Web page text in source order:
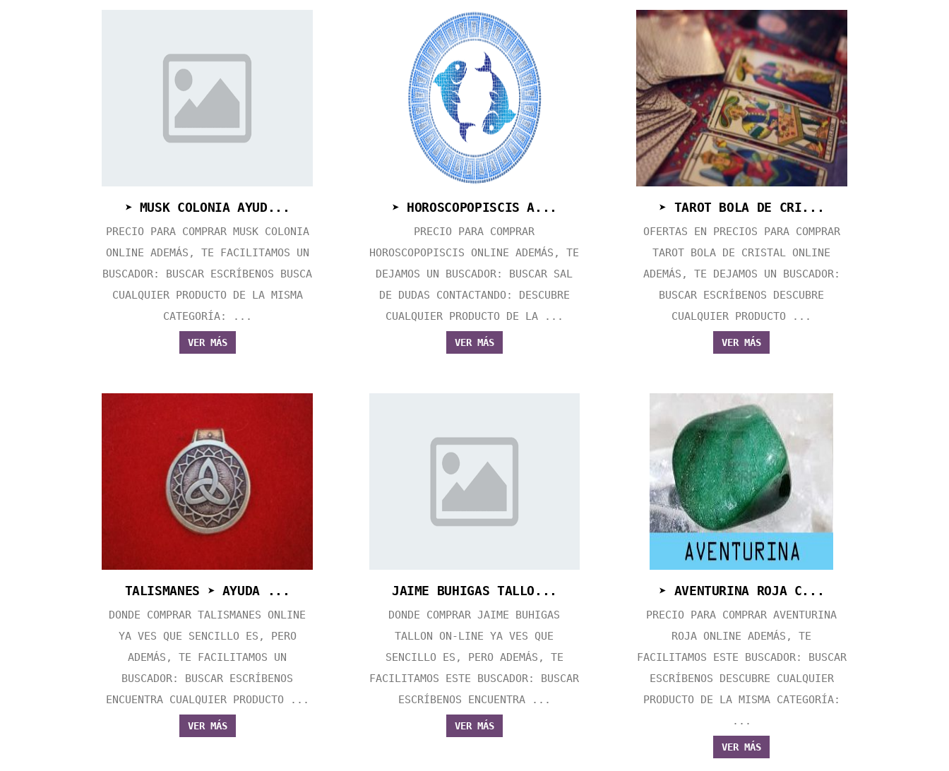
➤ MUSK COLONIA AYUD...
PRECIO PARA COMPRAR MUSK COLONIA
ONLINE ADEMÁS, TE FACILITAMOS UN
BUSCADOR: BUSCAR ESCRÍBENOS BUSCA
CUALQUIER PRODUCTO DE LA MISMA
CATEGORÍA: ...
VER MÁS
➤ HOROSCOPOPISCIS A...
PRECIO PARA COMPRAR
HOROSCOPOPISCIS ONLINE ADEMÁS, TE
DEJAMOS UN BUSCADOR: BUSCAR SAL
DE DUDAS CONTACTANDO: DESCUBRE
CUALQUIER PRODUCTO DE LA ...
VER MÁS
➤ TAROT BOLA DE CRI...
OFERTAS EN PRECIOS PARA COMPRAR
TAROT BOLA DE CRISTAL ONLINE
ADEMÁS, TE DEJAMOS UN BUSCADOR:
BUSCAR ESCRÍBENOS DESCUBRE
CUALQUIER PRODUCTO ...
VER MÁS
TALISMANES ➤ AYUDA ...
DONDE COMPRAR TALISMANES ONLINE
YA VES QUE SENCILLO ES, PERO
ADEMÁS, TE FACILITAMOS UN
BUSCADOR: BUSCAR ESCRÍBENOS
ENCUENTRA CUALQUIER PRODUCTO ...
VER MÁS
JAIME BUHIGAS TALLO...
DONDE COMPRAR JAIME BUHIGAS
TALLON ON-LINE YA VES QUE
SENCILLO ES, PERO ADEMÁS, TE
FACILITAMOS ESTE BUSCADOR: BUSCAR
ESCRÍBENOS ENCUENTRA ...
VER MÁS
➤ AVENTURINA ROJA C...
PRECIO PARA COMPRAR AVENTURINA
ROJA ONLINE ADEMÁS, TE
FACILITAMOS ESTE BUSCADOR: BUSCAR
ESCRÍBENOS DESCUBRE CUALQUIER
PRODUCTO DE LA MISMA CATEGORÍA:
...
VER MÁS